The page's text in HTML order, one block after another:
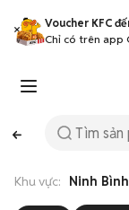
Voucher KFC
Chỉ có trên app
Khu vực: Ninh Bình